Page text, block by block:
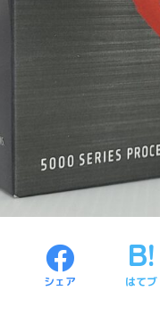
シェア はてブ